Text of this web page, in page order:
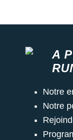
A
Notre
Notre